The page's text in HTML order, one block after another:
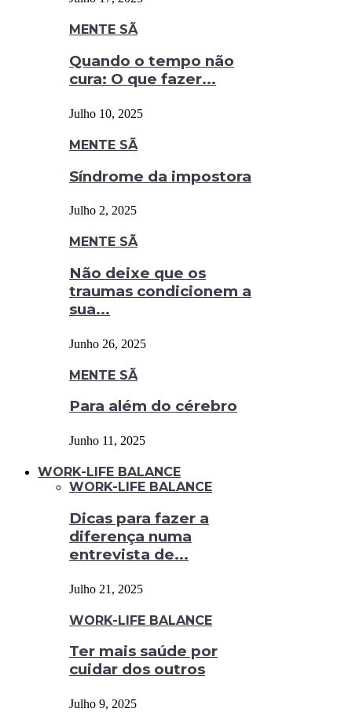
MENTE SÃ
Quando o tempo não
cura: O que fazer...
Julho 10, 2025
MENTE SÃ
Síndrome da impostora
Julho 2, 2025
MENTE SÃ
Não deixe que os
traumas condicionem a
sua...
Junho 26, 2025
MENTE SÃ
Para além do cérebro
Junho 11, 2025
WORK-LIFE BALANCE
WORK-LIFE BALANCE
Dicas para fazer a
diferença numa
entrevista de...
Julho 21, 2025
WORK-LIFE BALANCE
Ter mais saúde por
cuidar dos outros
Julho 9, 2025